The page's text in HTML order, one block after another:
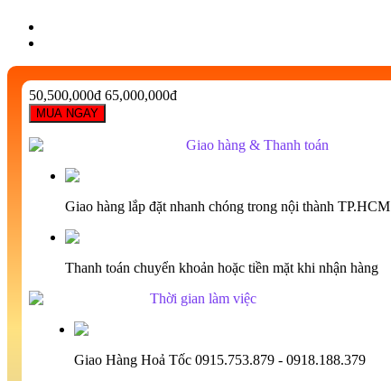
50,500,000đ 65,000,000đ
MUA NGAY
Giao hàng & Thanh toán
Giao hàng lắp đặt nhanh chóng trong nội thành TP.HCM
Thanh toán chuyển khoản hoặc tiền mặt khi nhận hàng
Thời gian làm việc
Giao Hàng Hoả Tốc 0915.753.879 - 0918.188.379